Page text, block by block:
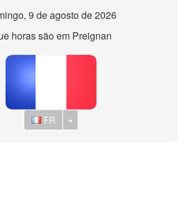
9 de agosto de 2026
horas são em Preignan
FR Toggle Dropdown